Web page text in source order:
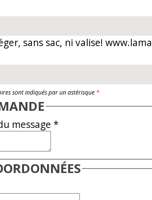
sans sac, ni valise!
sont indiqués par un astérisque *
message *